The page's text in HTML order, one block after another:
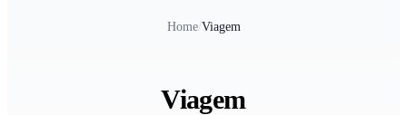
Home/Viagem
Viagem